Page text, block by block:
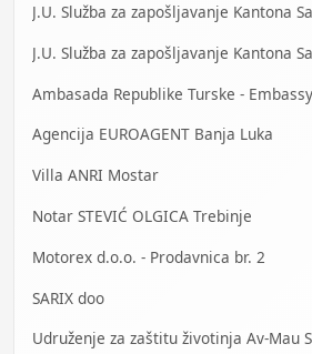
J.U. Služba za zapošljavanje Kantona
Agencija EUROAGENT Banja Luka
Villa ANRI Mostar
Notar STEVIĆ OLGICA Trebinje
Motorex d.o.o. - Prodavnica br. 2
SARIX doo
Udruženje za zaštitu životinja Av-Mau